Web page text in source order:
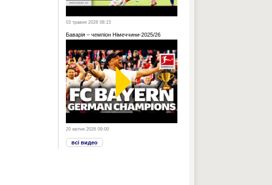
03 травня 2026 08:15
Баварія – чемпіон Німеччини-2025/26
20 квітня 2026 09:00
всі видео